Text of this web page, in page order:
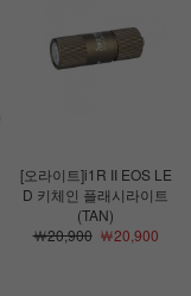
[오라이트]i1R II EOS LE
D 키체인 플래시라이트
(TAN)
￦20,900￦20,900